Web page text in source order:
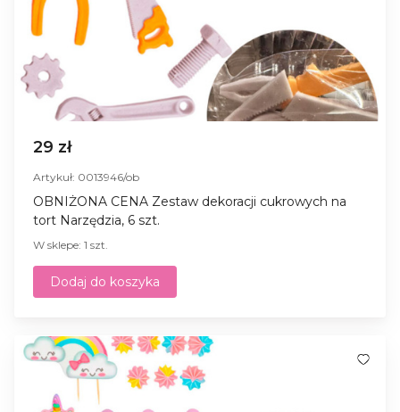
29 zł
Artykuł: 0013946/ob
OBNIŻONA CENA Zestaw dekoracji cukrowych na
tort Narzędzia, 6 szt.
W sklepe: 1 szt.
Dodaj do koszyka